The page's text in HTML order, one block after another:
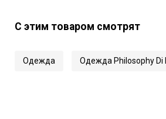
С этим товаром смотрят
Одежда Одежда Philosophy Di